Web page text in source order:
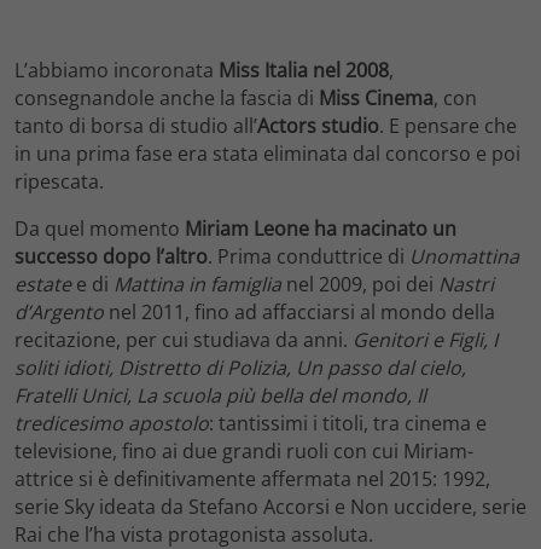
L’abbiamo incoronata Miss Italia nel 2008,
consegnandole anche la fascia di Miss Cinema, con
tanto di borsa di studio all’Actors studio. E pensare che
in una prima fase era stata eliminata dal concorso e poi
ripescata.
Da quel momento Miriam Leone ha macinato un
successo dopo l’altro. Prima conduttrice di Unomattina
estatee di Mattina in famiglia nel 2009, poi dei Nastri
d’Argento nel 2011, fino ad affacciarsi al mondo della
recitazione, per cui studiava da anni. Genitori e Figli, I
soliti idioti, Distretto di Polizia, Un passo dal cielo,
Fratelli Unici, La scuola più bella del mondo, Il
tredicesimo apostolo: tantissimi i titoli, tra cinema e
televisione, fino ai due grandi ruoli con cui Miriam-
attrice si è definitivamente affermata nel 2015: 1992,
serie Sky ideata da Stefano Accorsi e Non uccidere, serie
Rai che l’ha vista protagonista assoluta.